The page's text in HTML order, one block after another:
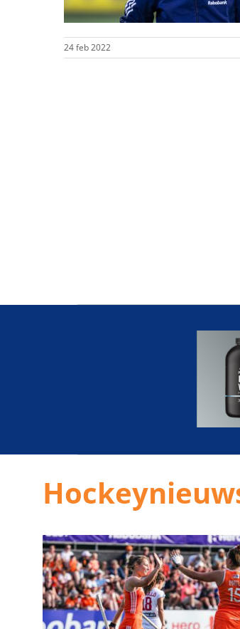
24 feb 2022